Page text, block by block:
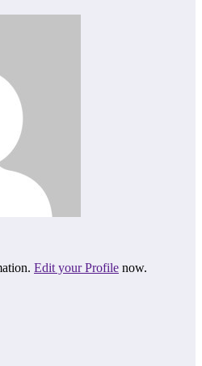
Edit your Profile now.